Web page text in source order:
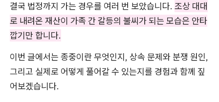
결국 법정까지 가는 경우를 여러 번 보았습니다. 조상 대대
로 내려온 재산이 가족 간 갈등의 불씨가 되는 모습은 안타
깝기만 합니다.
이번 글에서는 종중이란 무엇인지, 상속 문제와 분쟁 원인,
그리고 실제로 어떻게 풀어갈 수 있는지를 경험과 함께 짚
어보겠습니다.